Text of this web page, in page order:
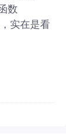
数
实在是看